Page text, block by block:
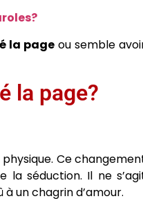
la pageou semble
la page?
Ce
la séduction. Il ne
un chagrin d’amour.